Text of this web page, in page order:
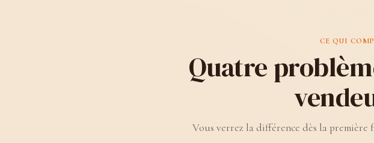
CE QUI
Quatre
Vous verrez la différence dès la première